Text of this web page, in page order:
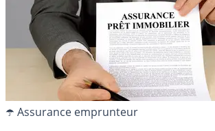
☂️ Assurance emprunteur